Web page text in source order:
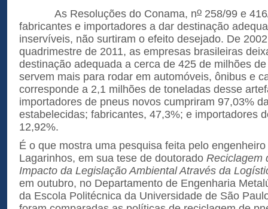
As Resoluções do Conama, no 258/99 e
fabricantes e importadores a dar destinação
inservíveis, não surtiram o efeito desejado. De
quadrimestre de 2011, as empresas brasileiras
destinação adequada a cerca de 425 de milhões
servem mais para rodar em automóveis, ônibus e
corresponde a 2,1 milhões de toneladas desse
importadores de pneus novos cumpriram 97,03%
estabelecidas; fabricantes, 47,3%; e importadores
12,92%.
É o que mostra uma pesquisa feita pelo
Lagarinhos, em sua tese de doutorado Reciclagem
Impacto da Legislação Ambiental Através da
em outubro, no Departamento de Engenharia
da Escola Politécnica da Universidade de São